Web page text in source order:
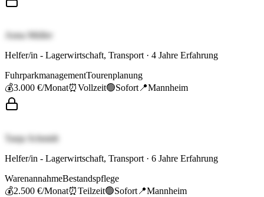
Anna Müller
Helfer/in - Lagerwirtschaft, Transport · 4 Jahre Erfahrung
FuhrparkmanagementTourenplanung
💰3.000 €/Monat⏰Vollzeit🟢Sofort 📍Mannheim
Tanja Schmidt
Helfer/in - Lagerwirtschaft, Transport · 6 Jahre Erfahrung
WarenannahmeBestandspflege
💰2.500 €/Monat⏰Teilzeit🟢Sofort 📍Mannheim